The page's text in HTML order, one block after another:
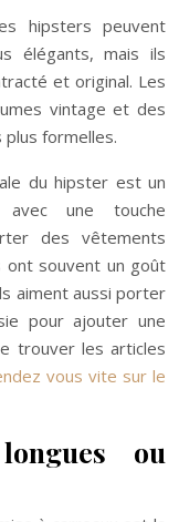
hipsters peuvent
élégants, mais ils
et original. Les
vintage et des
plus formelles.
du hipster est un
avec une touche
des vêtements
souvent un goût
aiment aussi porter
pour ajouter une
trouver les articles
vous vite sur le
ou